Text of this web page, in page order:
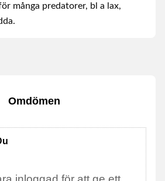
många predatorer, bl a lax,
Omdömen